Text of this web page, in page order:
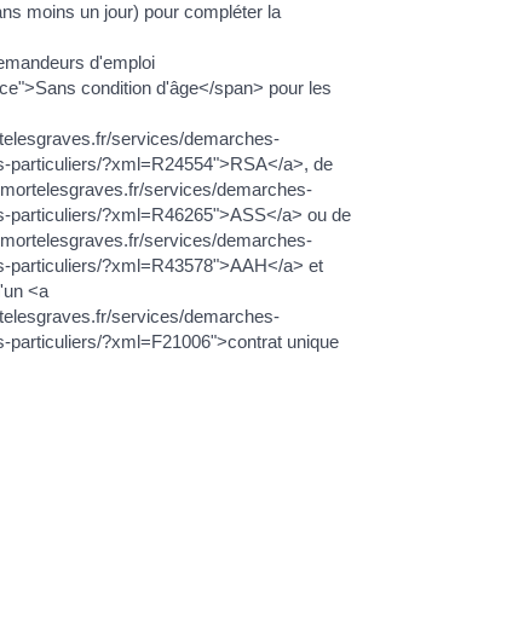
moins un jour) pour compléter la
d'emploi
condition d'âge</span> pour les
services/demarches-
particuliers/?xml=R24554">RSA</a>, de
services/demarches-
particuliers/?xml=R46265">ASS</a> ou de
services/demarches-
particuliers/?xml=R43578">AAH</a> et
<a
services/demarches-
particuliers/?xml=F21006">contrat unique